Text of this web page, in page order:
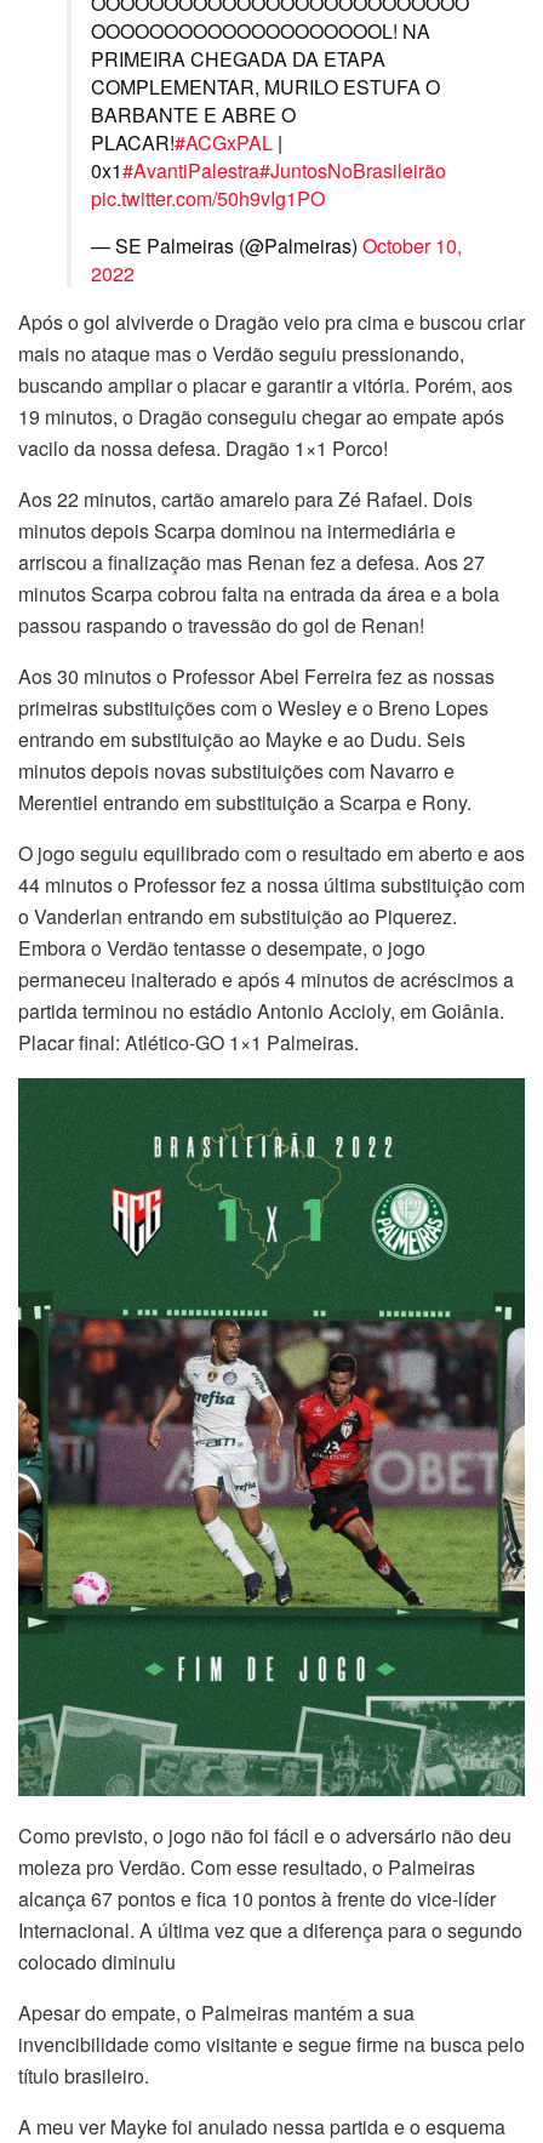
OOOOOOOOOOOOOOOOOOOOL! NA
PRIMEIRA CHEGADA DA ETAPA
COMPLEMENTAR, MURILO ESTUFA O
BARBANTE E ABRE O
PLACAR!#ACGxPAL |
0x1#AvantiPalestra#JuntosNoBrasileirão
pic.twitter.com/50h9vIg1PO
— SE Palmeiras (@Palmeiras) October 10,
2022
Após o gol alviverde o Dragão veio pra cima e buscou criar
mais no ataque mas o Verdão seguiu pressionando,
buscando ampliar o placar e garantir a vitória. Porém, aos
19 minutos, o Dragão conseguiu chegar ao empate após
vacilo da nossa defesa. Dragão 1×1 Porco!
Aos 22 minutos, cartão amarelo para Zé Rafael. Dois
minutos depois Scarpa dominou na intermediária e
arriscou a finalização mas Renan fez a defesa. Aos 27
minutos Scarpa cobrou falta na entrada da área e a bola
passou raspando o travessão do gol de Renan!
Aos 30 minutos o Professor Abel Ferreira fez as nossas
primeiras substituições com o Wesley e o Breno Lopes
entrando em substituição ao Mayke e ao Dudu. Seis
minutos depois novas substituições com Navarro e
Merentiel entrando em substituição a Scarpa e Rony.
O jogo seguiu equilibrado com o resultado em aberto e aos
44 minutos o Professor fez a nossa última substituição com
o Vanderlan entrando em substituição ao Piquerez.
Embora o Verdão tentasse o desempate, o jogo
permaneceu inalterado e após 4 minutos de acréscimos a
partida terminou no estádio Antonio Accioly, em Goiânia.
Placar final: Atlético-GO 1×1 Palmeiras.
Como previsto, o jogo não foi fácil e o adversário não deu
moleza pro Verdão. Com esse resultado, o Palmeiras
alcança 67 pontos e fica 10 pontos à frente do vice-líder
Internacional. A última vez que a diferença para o segundo
colocado diminuiu
Apesar do empate, o Palmeiras mantém a sua
invencibilidade como visitante e segue firme na busca pelo
título brasileiro.
A meu ver Mayke foi anulado nessa partida e o esquema